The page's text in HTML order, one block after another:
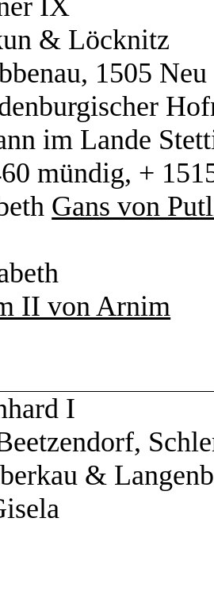
& Löcknitz
1505
im
mündig, +
Gans von
II von Arnim
I
&